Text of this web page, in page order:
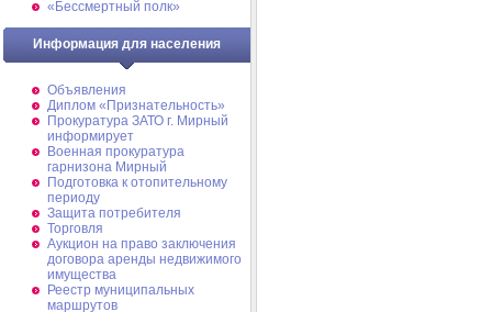
«Бессмертный полк»
Информация для населения
Объявления
Диплом «Признательность»
Прокуратура ЗАТО г. Мирный
информирует
Военная прокуратура
гарнизона Мирный
Подготовка к отопительному
периоду
Защита потребителя
Торговля
Аукцион на право заключения
договора аренды недвижимого
имущества
Реестр муниципальных
маршрутов